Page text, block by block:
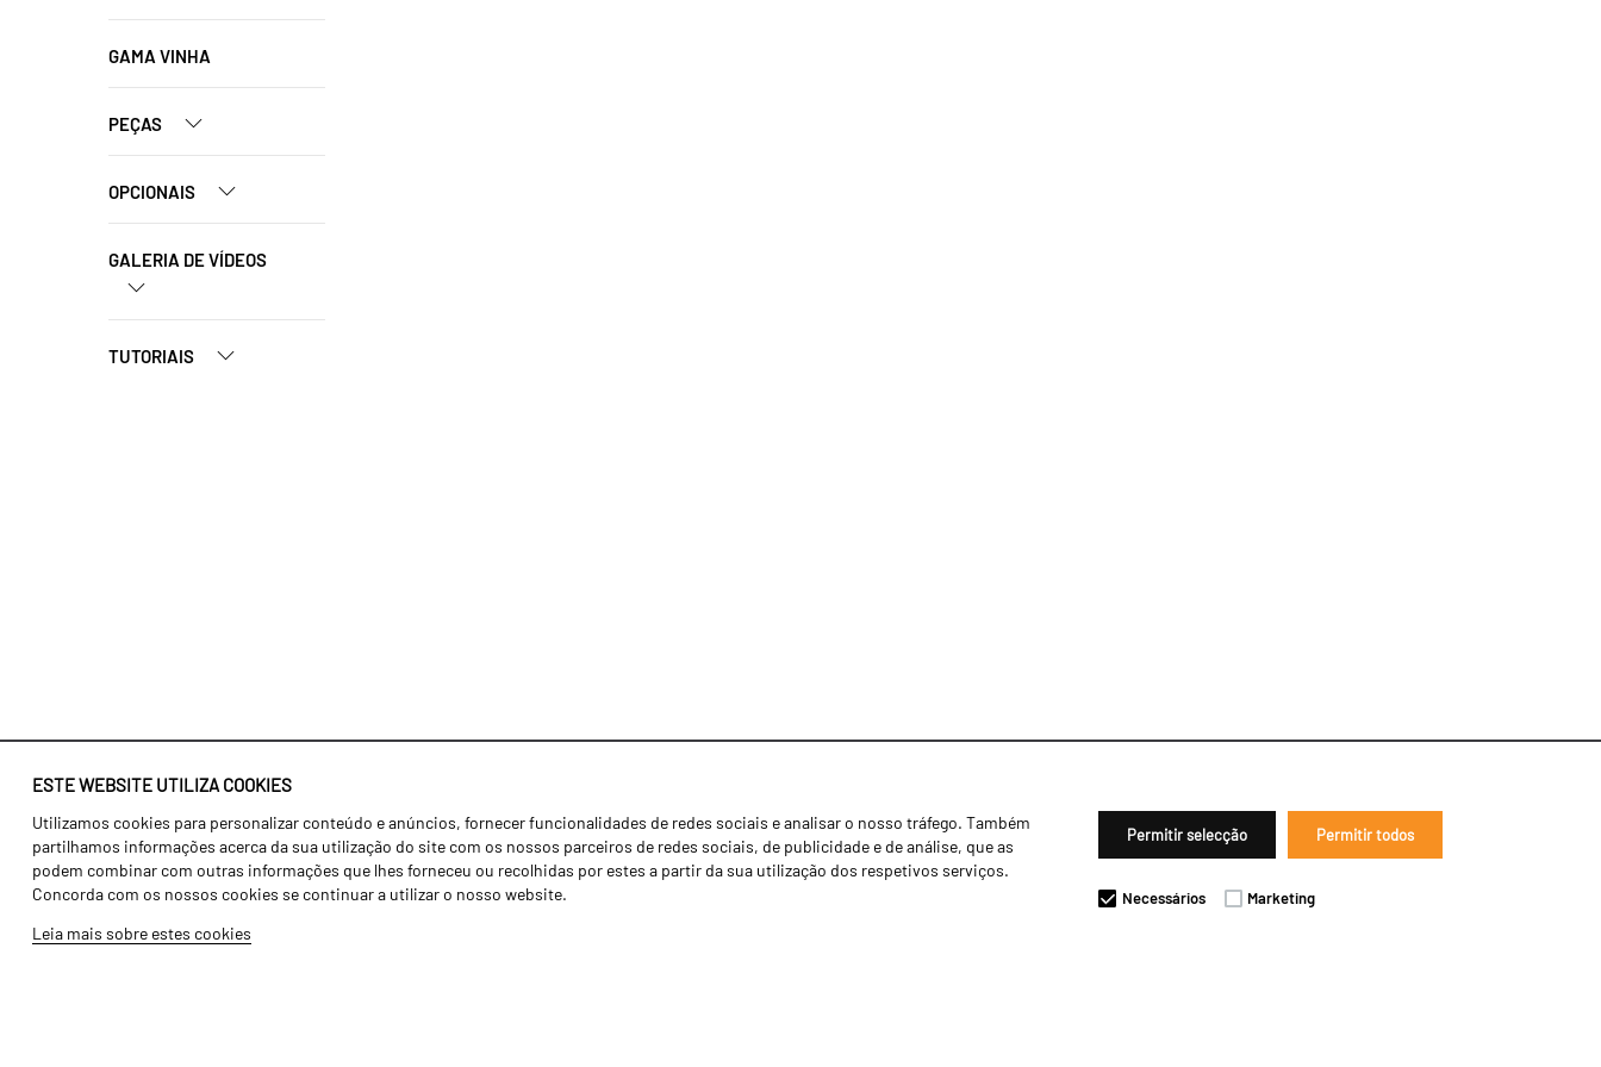
ESTE WEBSITE UTILIZA COOKIES
Utilizamos cookies para personalizar conteúdo e anúncios, fornecer funcionalidades de redes sociais e analisar o nosso tráfego. Também
partilhamos informações acerca da sua utilização do site com os nossos parceiros de redes sociais, de publicidade e de análise, que as
podem combinar com outras informações que lhes forneceu ou recolhidas por estes a partir da sua utilização dos respetivos serviços.
Concorda com os nossos cookies se continuar a utilizar o nosso website.
Leia mais sobre estes cookies
Permitir selecção Permitir todos
Necessários Marketing
GAMA VINHA
PEÇAS
OPCIONAIS
GALERIA DE VÍDEOS
TUTORIAIS
Identidade
História
Fábrica / Produção
Recursos Humanos
Agricultura
Transportes
Gama Floresta
Notícias
Concessionários